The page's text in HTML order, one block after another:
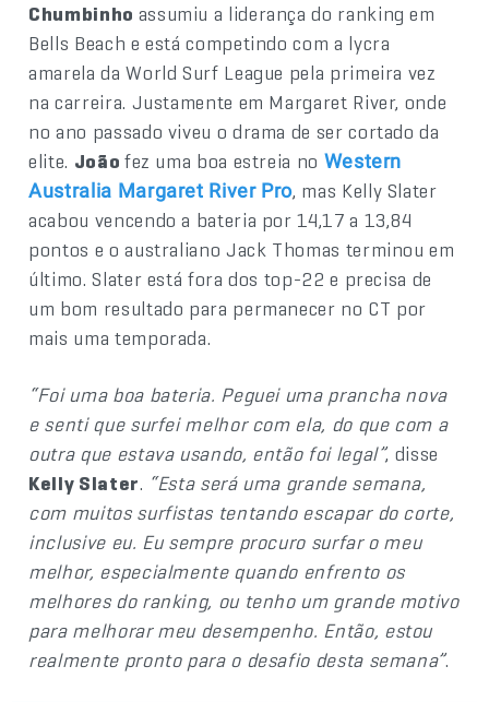
Chumbinho assumiu a liderança do ranking em
Bells Beach e está competindo com a lycra
amarela da World Surf League pela primeira vez
na carreira. Justamente em Margaret River, onde
no ano passado viveu o drama de ser cortado da
elite. João fez uma boa estreia no Western
Australia Margaret River Pro, mas Kelly Slater
acabou vencendo a bateria por 14,17 a 13,84
pontos e o australiano Jack Thomas terminou em
último. Slater está fora dos top-22 e precisa de
um bom resultado para permanecer no CT por
mais uma temporada.
“Foi uma boa bateria. Peguei uma prancha nova
e senti que surfei melhor com ela, do que com a
outra que estava usando, então foi legal”, disse
Kelly Slater. “Esta será uma grande semana,
com muitos surfistas tentando escapar do corte,
inclusive eu. Eu sempre procuro surfar o meu
melhor, especialmente quando enfrento os
melhores do ranking, ou tenho um grande motivo
para melhorar meu desempenho. Então, estou
realmente pronto para o desafio desta semana”.